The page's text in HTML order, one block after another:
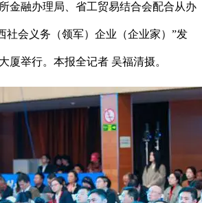
金融办理局、省工贸易结合会配合从办
社会义务（领军）企业（企业家）”发
厦举行。本报全记者 吴福清摄。